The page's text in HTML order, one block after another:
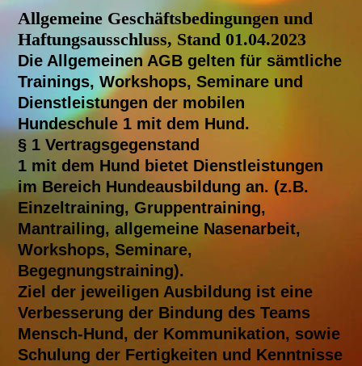
Allgemeine Geschäftsbedingungen und
Haftungsausschluss, Stand 01.04.2023
Die Allgemeinen AGB gelten für sämtliche
Trainings, Workshops, Seminare und
Dienstleistungen der mobilen
Hundeschule 1 mit dem Hund.
§ 1 Vertragsgegenstand
1 mit dem Hund bietet Dienstleistungen
im Bereich Hundeausbildung an. (z.B.
Einzeltraining, Gruppentraining,
Mantrailing, allgemeine Nasenarbeit,
Workshops, Seminare,
Begegnungstraining).
Ziel der jeweiligen Ausbildung ist eine
Verbesserung der Bindung des Teams
Mensch-Hund, der Kommunikation, sowie
Schulung der Fertigkeiten und Kenntnisse